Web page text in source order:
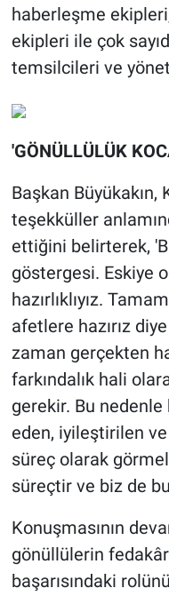
haberleşme
ekipleri ile çok
temsilcileri ve
'GÖNÜLLÜLÜK
Başkan
teşekküller
ettiğini belirterek,
göstergesi. Eskiye
hazırlıklıyız.
afetlere hazırız
zaman gerçekten
farkındalık hali
gerekir. Bu nedenle
eden, iyileştirilen
süreç olarak
süreçtir ve biz de
Konuşmasının
gönüllülerin
başarısındaki